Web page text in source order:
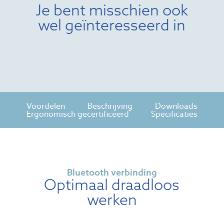
Je bent misschien ook
wel geïnteresseerd in
Voordelen Beschrijving Downloads
Ergonomisch gecertificeerd Specificaties
Bluetooth verbinding
Optimaal draadloos
werken